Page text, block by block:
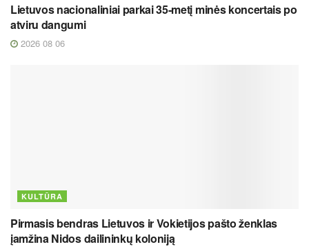
Lietuvos nacionaliniai parkai 35-metį minės koncertais po
atviru dangumi
2026 08 06
KULTŪRA
Pirmasis bendras Lietuvos ir Vokietijos pašto ženklas
įamžina Nidos dailininkų koloniją